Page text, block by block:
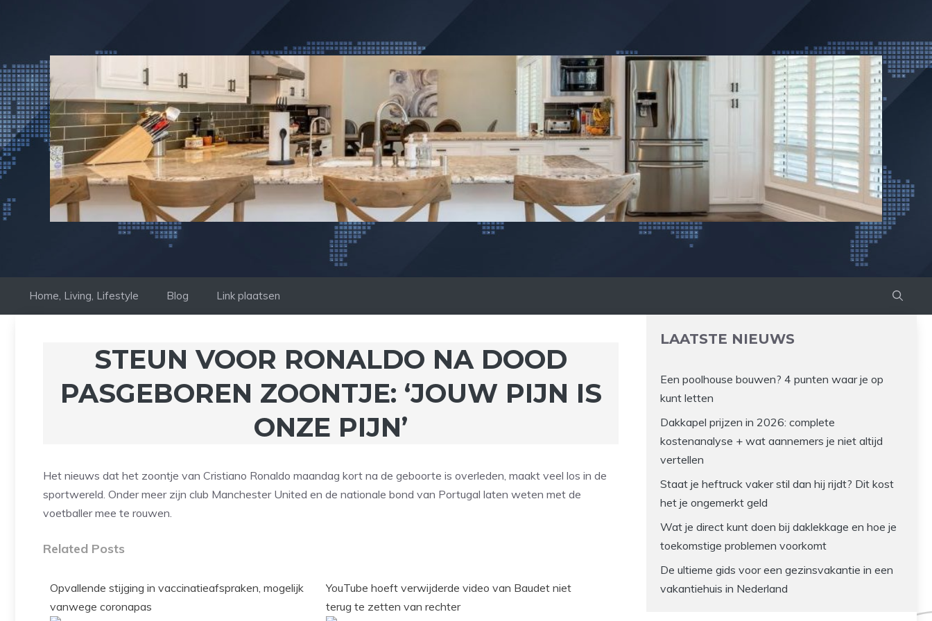
inhoud
Home, Living, Lifestyle Blog Link plaatsen
STEUN VOOR RONALDO NA DOOD
PASGEBOREN ZOONTJE: ‘JOUW PIJN IS
ONZE PIJN’
Het nieuws dat het zoontje van Cristiano Ronaldo maandag kort na de geboorte is overleden, maakt veel los in de
sportwereld. Onder meer zijn club Manchester United en de nationale bond van Portugal laten weten met de
voetballer mee te rouwen.
Related Posts
Opvallende stijging in vaccinatieafspraken, mogelijk
vanwege coronapas
YouTube hoeft verwijderde video van Baudet niet
terug te zetten van rechter
LAATSTE NIEUWS
Een poolhouse bouwen? 4 punten waar je op
kunt letten
Dakkapel prijzen in 2026: complete
kostenanalyse + wat aannemers je niet altijd
vertellen
Staat je heftruck vaker stil dan hij rijdt? Dit kost
het je ongemerkt geld
Wat je direct kunt doen bij daklekkage en hoe je
toekomstige problemen voorkomt
De ultieme gids voor een gezinsvakantie in een
vakantiehuis in Nederland